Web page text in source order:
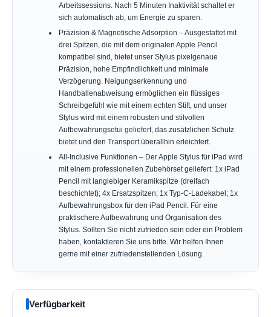
Arbeitssessions. Nach 5 Minuten Inaktivität schaltet er
sich automatisch ab, um Energie zu sparen.
Präzision & Magnetische Adsorption – Ausgestattet mit
drei Spitzen, die mit dem originalen Apple Pencil
kompatibel sind, bietet unser Stylus pixelgenaue
Präzision, hohe Empfindlichkeit und minimale
Verzögerung. Neigungserkennung und
Handballenabweisung ermöglichen ein flüssiges
Schreibgefühl wie mit einem echten Stift, und unser
Stylus wird mit einem robusten und stilvollen
Aufbewahrungsetui geliefert, das zusätzlichen Schutz
bietet und den Transport überallhin erleichtert.
All-Inclusive Funktionen – Der Apple Stylus für iPad wird
mit einem professionellen Zubehörset geliefert: 1x iPad
Pencil mit langlebiger Keramikspitze (dreifach
beschichtet); 4x Ersatzspitzen; 1x Typ-C-Ladekabel; 1x
Aufbewahrungsbox für den iPad Pencil. Für eine
praktischere Aufbewahrung und Organisation des
Stylus. Sollten Sie nicht zufrieden sein oder ein Problem
haben, kontaktieren Sie uns bitte. Wir helfen Ihnen
gerne mit einer zufriedenstellenden Lösung.
Verfügbarkeit